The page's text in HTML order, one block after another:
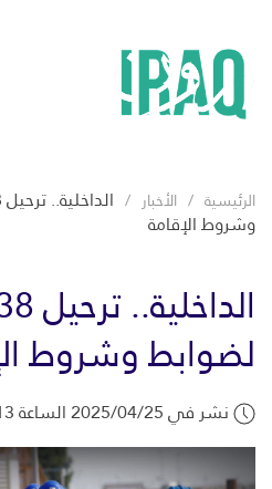
الرئيسية الأخبار
وشروط الإقامة
لضوابط وشروط
نشر في 2025/04/25 الساعة 12:13 م